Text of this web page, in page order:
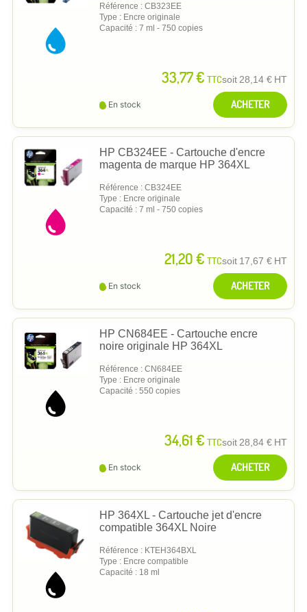
Référence : CB323EE
Type : Encre originale
Capacité : 7 ml - 750 copies
33,77 € TTCsoit 28,14 € HT
En stock ACHETER
HP CB324EE - Cartouche d'encre
magenta de marque HP 364XL
Référence : CB324EE
Type : Encre originale
Capacité : 7 ml - 750 copies
21,20 € TTCsoit 17,67 € HT
En stock ACHETER
HP CN684EE - Cartouche encre
noire originale HP 364XL
Référence : CN684EE
Type : Encre originale
Capacité : 550 copies
34,61 € TTCsoit 28,84 € HT
En stock ACHETER
HP 364XL - Cartouche jet d'encre
compatible 364XL Noire
Référence : KTEH364BXL
Type : Encre compatible
Capacité : 18 ml